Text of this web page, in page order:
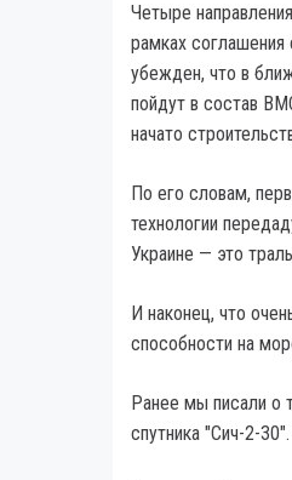
Четыре
рамках
убежден, что в
пойдут в состав
начато
По его словам,
технологии
Украине — это
И наконец, что
способности на
Ранее мы писали о
спутника "Сич-2-30".